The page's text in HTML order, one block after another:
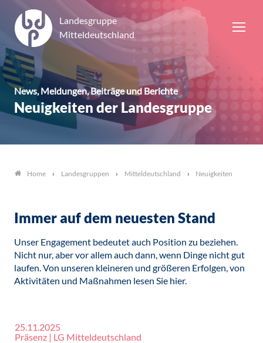
Landesgruppe
Mitteldeutschland
News, Meldungen, Beiträge und Berichte
Neuigkeiten der Landesgruppe
Home Landesgruppen Mitteldeutschland Neuigkeiten
Immer auf dem neuesten Stand
Unser Engagement bedeutet auch Position zu beziehen.
Nicht nur, aber vor allem auch dann, wenn Dinge nicht gut
laufen. Von unseren kleineren und größeren Erfolgen, von
Aktivitäten und Maßnahmen lesen Sie hier.
25.11.2025
Präsenz | LG Mitteldeutschland